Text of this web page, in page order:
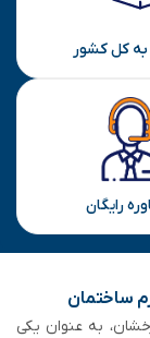
به کل کشور
رایگان
ساختمان
از ۵۰ سال سابقه‌ درخشان، به عنوان یکی